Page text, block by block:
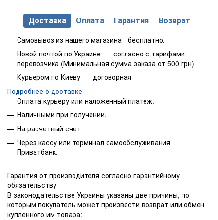
Доставка Оплата Гарантия Возврат
Самовывоз из нашего магазина - бесплатно.
Новой почтой по Украине — согласно с тарифами
перевозчика (Минимальная сумма заказа от 500 грн)
Курьером по Киеву — договорная
Подробнее о доставке
Оплата курьеру или наложенный платеж.
Наличными при получении.
На расчетный счет
Через кассу или терминал самообслуживания
Приватбанк.
Гарантия от производителя согласно гарантийному
обязательству
В законодательстве Украины указаны две причины, по
которым покупатель может произвести возврат или обмен
купленного им товара: